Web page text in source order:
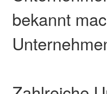
bekannt